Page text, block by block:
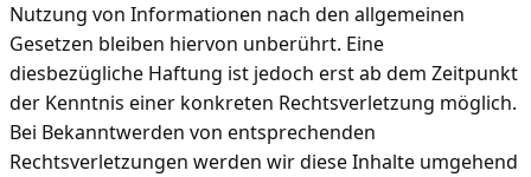
Nutzung von Informationen nach den allgemeinen
Gesetzen bleiben hiervon unberührt. Eine
diesbezügliche Haftung ist jedoch erst ab dem Zeitpunkt
der Kenntnis einer konkreten Rechtsverletzung möglich.
Bei Bekanntwerden von entsprechenden
Rechtsverletzungen werden wir diese Inhalte umgehend